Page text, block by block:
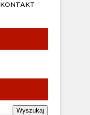
KONTAKT